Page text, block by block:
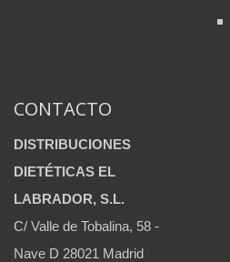
CONTACTO
DISTRIBUCIONES
DIETÉTICAS EL
LABRADOR, S.L.
C/ Valle de Tobalina, 58 -
Nave D 28021 Madrid